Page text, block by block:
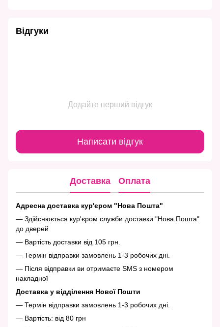
Відгуки
Додайте перший відгук
Написати відгук
Доставка Оплата
Адресна доставка кур'єром "Нова Пошта"
— Здійснюється кур'єром служби доставки "Нова Пошта"
до дверей
— Вартість доставки від 105 грн.
— Термін відправки замовлень 1-3 робочих дні.
— Після відправки ви отримаєте SMS з номером
накладної
Доставка у відділення Нової Пошти
— Термін відправки замовлень 1-3 робочих дні.
— Вартість: від 80 грн